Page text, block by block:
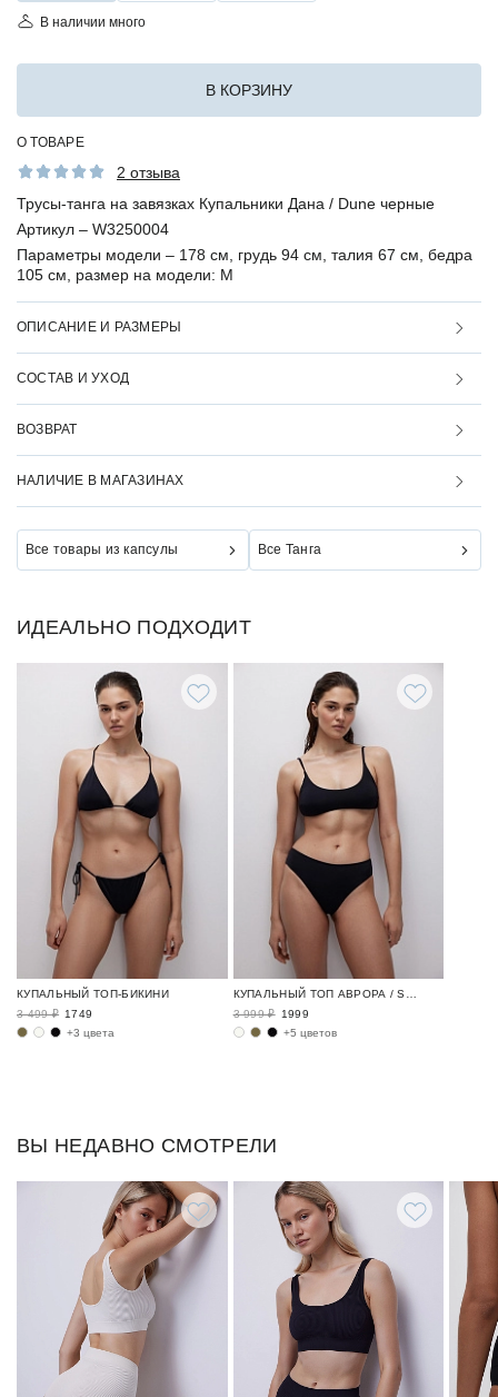
В наличии много
В КОРЗИНУ
О ТОВАРЕ
2 отзыва
Трусы-танга на завязках Купальники Дана / Dune черные
Артикул – W3250004
Параметры модели – 178 см, грудь 94 см, талия 67 см, бедра
105 см, размер на модели: M
ОПИСАНИЕ И РАЗМЕРЫ
СОСТАВ И УХОД
ВОЗВРАТ
НАЛИЧИЕ В МАГАЗИНАХ
Все товары из капсулы Все Танга
ИДЕАЛЬНО ПОДХОДИТ
КУПАЛЬНЫЙ ТОП-БИКИНИ
3 499 ₽ 1749
+3 цвета
КУПАЛЬНЫЙ ТОП АВРОРА / SWIM BASE
3 999 ₽ 1999
+5 цветов
ВЫ НЕДАВНО СМОТРЕЛИ